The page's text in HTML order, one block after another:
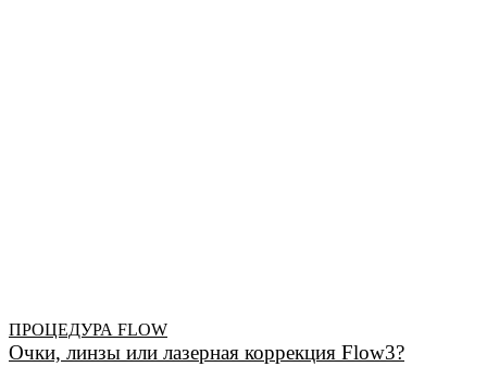
ПРОЦЕДУРА FLOW
Очки, линзы или лазерная коррекция Flow3?